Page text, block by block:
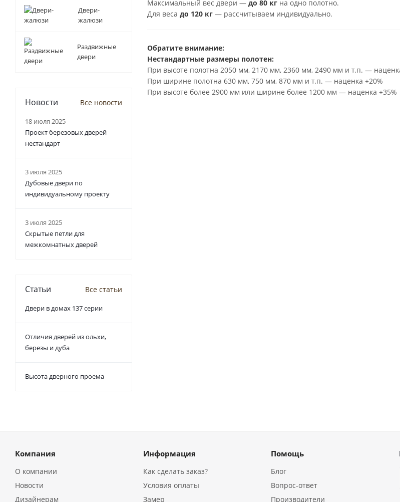
Максимальный вес двери — до 80 кг на одно полотно.
Для веса до 120 кг — рассчитываем индивидуально.
Обратите внимание:
Нестандартные размеры полотен:
При высоте полотна 2050 мм, 2170 мм, 2360 мм, 2490 мм и т.п. —
При ширине полотна 630 мм, 750 мм, 870 мм и т.п. — наценка +20%
При высоте более 2900 мм или ширине более 1200 мм — наценка +35%
Двери-
жалюзи
Раздвижные
двери
Новости Все новости
18 июля 2025
Проект березовых дверей
нестандарт
3 июля 2025
Дубовые двери по
индивидуальному проекту
3 июля 2025
Скрытые петли для
межкомнатных дверей
Статьи Все статьи
Двери в домах 137 серии
Отличия дверей из ольхи,
березы и дуба
Высота дверного проема
Компания
О компании
Новости
Дизайнерам
Информация
Как сделать заказ?
Условия оплаты
Замер
Помощь
Блог
Вопрос-ответ
Производители